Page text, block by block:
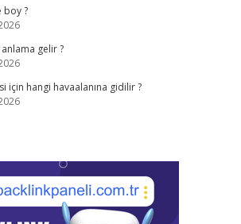
boy ?
gelir ?
için hangi havaalanına gidilir ?